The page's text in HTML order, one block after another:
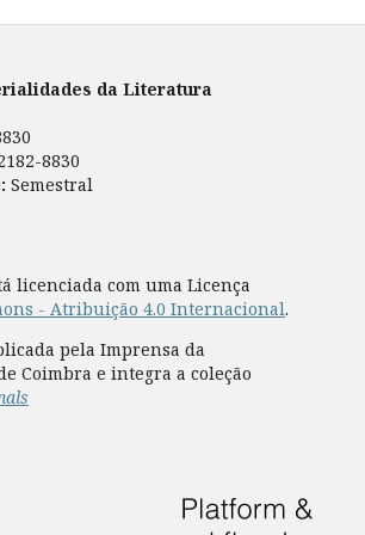
da Literatura
8830
Semestral
licenciada com uma Licença
- Atribuição 4.0 Internacional.
pela Imprensa da
Coimbra e integra a coleção